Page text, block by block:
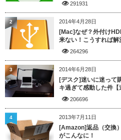
291931
2014年4月28日
[Mac]なぜ？外付け
来ない！こうすれば解
264296
2
2014年6月28日
[デスク]迷いに迷って
キ過ぎて感動した件
206696
3
2013年7月11日
[Amazon]返品（交換
がこんなに！
4